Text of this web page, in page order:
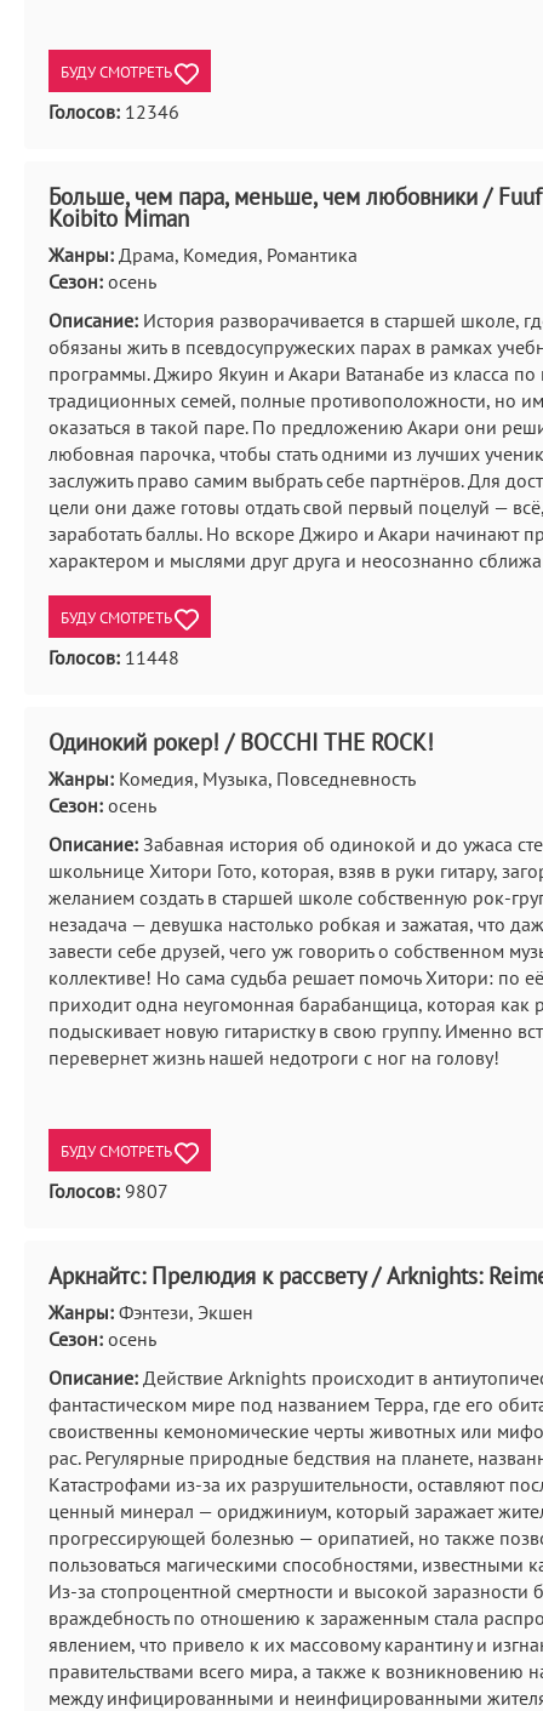
БУДУ СМОТРЕТЬ
Голосов: 12346
Больше, чем пара, меньше, чем любовники /
Koibito Miman
Жанры: Драма, Комедия, Романтика
Сезон: осень
Описание: История разворачивается в старшей школе,
обязаны жить в псевдосупружеских парах в рамках
программы. Джиро Якуин и Акари Ватанабе из класса по
традиционных семей, полные противоположности, но
оказаться в такой паре. По предложению Акари они
любовная парочка, чтобы стать одними из лучших
заслужить право самим выбрать себе партнёров. Для
цели они даже готовы отдать свой первый поцелуй —
заработать баллы. Но вскоре Джиро и Акари начинают
характером и мыслями друг друга и неосознанно
БУДУ СМОТРЕТЬ
Голосов: 11448
Одинокий рокер! / BOCCHI THE ROCK!
Жанры: Комедия, Музыка, Повседневность
Сезон: осень
Описание: Забавная история об одинокой и до ужаса
школьнице Хитори Гото, которая, взяв в руки гитару,
желанием создать в старшей школе собственную рок-
незадача — девушка настолько робкая и зажатая, что
завести себе друзей, чего уж говорить о собственном
коллективе! Но сама судьба решает помочь Хитори: по
приходит одна неугомонная барабанщица, которая как
подыскивает новую гитаристку в свою группу. Именно
перевернет жизнь нашей недотроги с ног на голову!
БУДУ СМОТРЕТЬ
Голосов: 9807
Аркнайтс: Прелюдия к рассвету / Arknights:
Жанры: Фэнтези, Экшен
Сезон: осень
Описание: Действие Arknights происходит в
фантастическом мире под названием Терра, где его
своиственны кемономические черты животных или
рас. Регулярные природные бедствия на планете,
Катастрофами из-за их разрушительности, оставляют
ценный минерал — ориджиниум, который заражает
прогрессирующей болезнью — орипатией, но также
пользоваться магическими способностями, известными
Из-за стопроцентной смертности и высокой заразности
враждебность по отношению к зараженным стала
явлением, что привело к их массовому карантину и
правительствами всего мира, а также к возникновению
между инфицированными и неинфицированными